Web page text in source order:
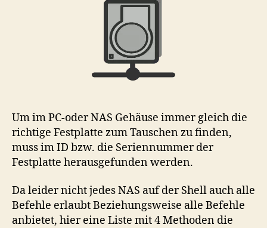
Um im PC-oder NAS Gehäuse immer gleich die
richtige Festplatte zum Tauschen zu finden,
muss im ID bzw. die Seriennummer der
Festplatte herausgefunden werden.
Da leider nicht jedes NAS auf der Shell auch alle
Befehle erlaubt Beziehungsweise alle Befehle
anbietet, hier eine Liste mit 4 Methoden die